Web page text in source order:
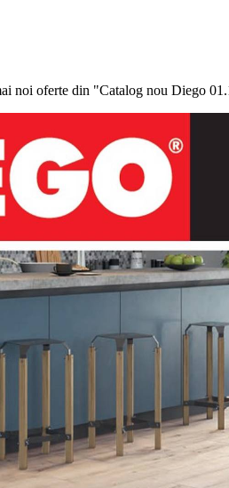
noi oferte din "Catalog nou Diego